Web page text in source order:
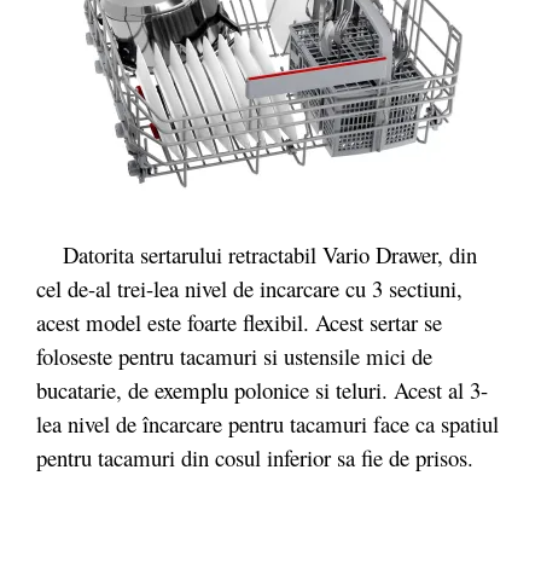
Datorita sertarului retractabil Vario Drawer, din
cel de-al trei-lea nivel de incarcare cu 3 sectiuni,
acest model este foarte flexibil. Acest sertar se
foloseste pentru tacamuri si ustensile mici de
bucatarie, de exemplu polonice si teluri. Acest al 3-
lea nivel de încarcare pentru tacamuri face ca spatiul
pentru tacamuri din cosul inferior sa fie de prisos.